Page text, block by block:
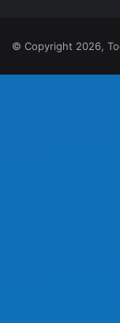
© Copyright 2026,